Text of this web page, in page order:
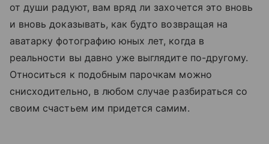
от души радуют, вам вряд ли захочется это вновь
и вновь доказывать, как будто возвращая на
аватарку фотографию юных лет, когда в
реальности вы давно уже выглядите по-другому.
Относиться к подобным парочкам можно
снисходительно, в любом случае разбираться со
своим счастьем им придется самим.